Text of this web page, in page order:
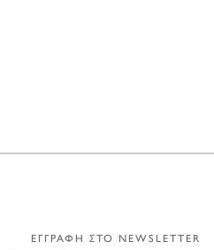
ΕΓΓΡΑΦΗ ΣΤΟ NEWSLETTER